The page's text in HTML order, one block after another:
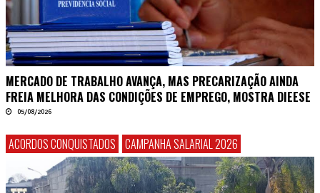
MERCADO DE TRABALHO AVANÇA, MAS PRECARIZAÇÃO AINDA
FREIA MELHORA DAS CONDIÇÕES DE EMPREGO, MOSTRA DIEESE
05/08/2026
ACORDOS CONQUISTADOS CAMPANHA SALARIAL 2026